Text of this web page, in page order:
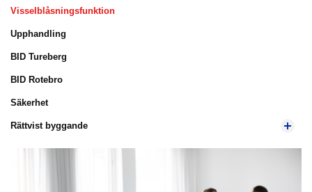
Visselblåsningsfunktion
Upphandling
BID Tureberg
BID Rotebro
Säkerhet
Rättvist byggande